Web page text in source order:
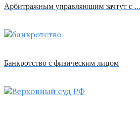
Арбитражным управляющим зачтут с …
Банкротство с физическим лицом